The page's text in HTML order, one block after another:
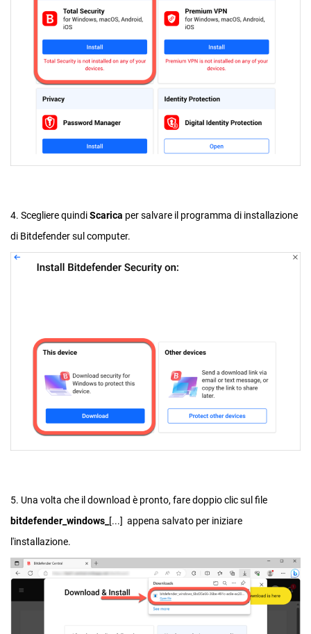
4. Scegliere quindiScarica per salvare il programma di installazione
di Bitdefender sul computer.
5. Una volta che il download è pronto, fare doppio clic sul file
bitdefender_windows_ [...] appena salvato per iniziare
l'installazione.